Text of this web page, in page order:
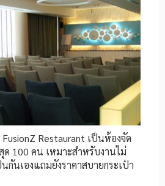
Restaurant เป็นห้องจัด
ด 100 คน เหมาะสำหรับงานไม่
กันเองแถมยังราคาสบายกระเป๋า